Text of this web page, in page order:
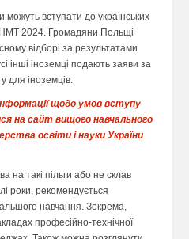
можуть вступати до українських
НМТ 2024. Громадяни Польщі
відборі за результатами
інші іноземці подають заяви за
для іноземців.
щодо умов вступу
на сайт вищого навчального
освіти і науки України
на такі пільги або не склав
роки, рекомендується
навчання. Зокрема,
професійно-технічної